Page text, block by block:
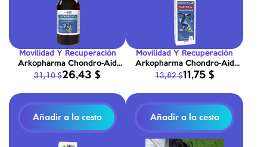
Movilidad Y Recuperación
Arkopharma Chondro-Aid
Silicium Global+ 480 ml
31,10 $26,43 $
Movilidad Y Recuperación
Arkopharma Chondro-Aid
Flash Roll-on 60 ml
13,82 $11,75 $
Añadir a la cesta Añadir a la cesta